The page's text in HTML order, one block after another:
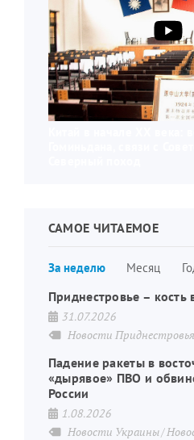
САМОЕ ЧИТАЕМОЕ
За неделю Месяц
Приднестровье – кость
31.07.2026
Новости Приднестровья
Падение ракеты в
«дырявое» ПВО и
России
1.08.2026
Новости Украины